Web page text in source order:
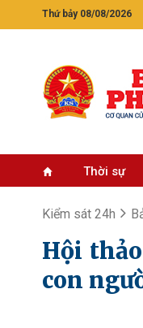
Thứ bảy 08/08/2026
Thời sự
Kiểm sát 24h
Hội
con